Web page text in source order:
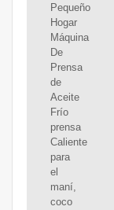
Pequeño
Hogar
Máquina
De
Prensa
de
Aceite
Frío
prensa
Caliente
para
el
maní,
coco